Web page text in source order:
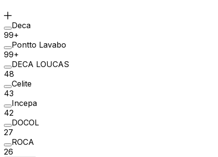
Deca
99+
Pontto Lavabo
99+
DECA LOUCAS
48
Celite
43
Incepa
42
DOCOL
27
ROCA
26